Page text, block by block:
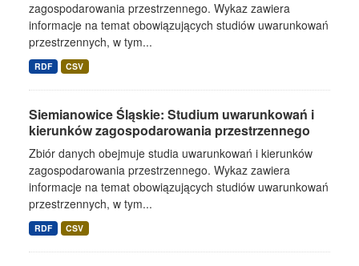
zagospodarowania przestrzennego. Wykaz zawiera
informacje na temat obowiązujących studiów uwarunkowań
przestrzennych, w tym...
RDF CSV
Siemianowice Śląskie: Studium uwarunkowań i
kierunków zagospodarowania przestrzennego
Zbiór danych obejmuje studia uwarunkowań i kierunków
zagospodarowania przestrzennego. Wykaz zawiera
informacje na temat obowiązujących studiów uwarunkowań
przestrzennych, w tym...
RDF CSV